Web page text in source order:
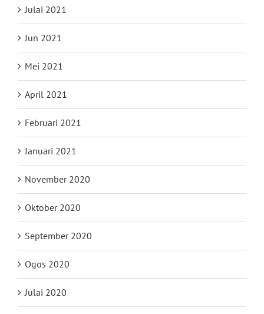
Julai 2021
Jun 2021
Mei 2021
April 2021
Februari 2021
Januari 2021
November 2020
Oktober 2020
September 2020
Ogos 2020
Julai 2020